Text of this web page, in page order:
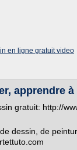
en ligne gratuit video
apprendre à
gratuit: http://
dessin, de